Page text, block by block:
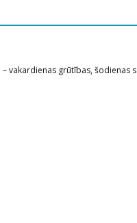
vakardienas grūtības, šodienas